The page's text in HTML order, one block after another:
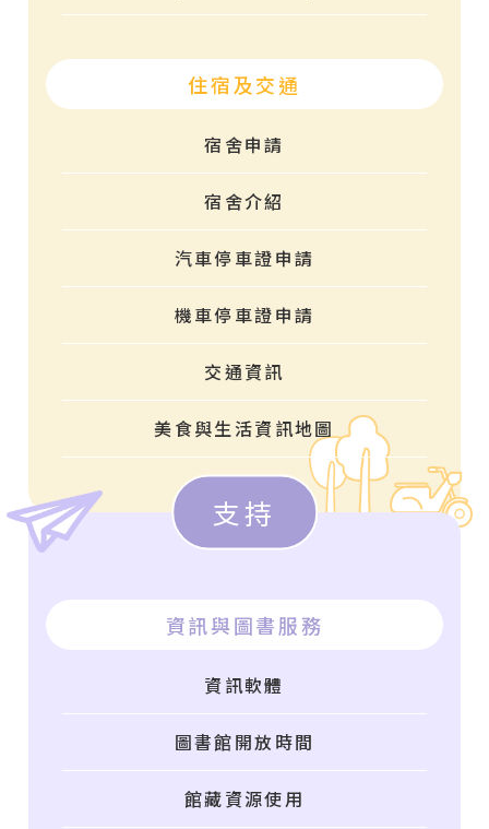
住宿及交通
宿舍申請
宿舍介紹
汽車停車證申請
機車停車證申請
交通資訊
美食與生活資訊地圖
支持
資訊與圖書服務
資訊軟體
圖書館開放時間
館藏資源使用